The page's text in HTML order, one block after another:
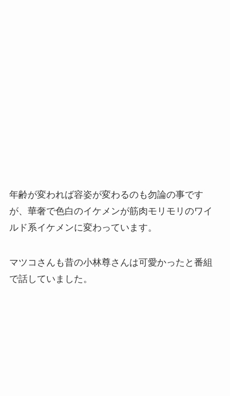
年齢が変われば容姿が変わるのも勿論の事です
が、華奢で色白のイケメンが筋肉モリモリのワイ
ルド系イケメンに変わっています。
マツコさんも昔の小林尊さんは可愛かったと番組
で話していました。